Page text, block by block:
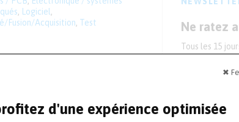
✖
d'une expérience optimisée
Logiciel
Fusion/Acquisition Test Ne ratez
Tous les 15
l'essentiel de